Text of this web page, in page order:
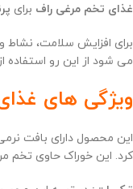
غذای تخم مرغی راف برای
برای افزایش سلامت، نشاط
می شود از این رو
ویژگی های
این محصول دارای بافت
کرد. این خوراک حاوی